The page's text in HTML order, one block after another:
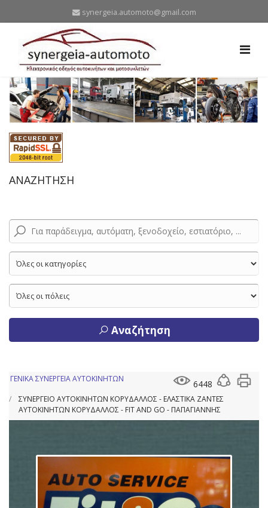
synergeia.automoto@gmail.com
ΑΝΑΖΗΤΗΣΗ
Αναζήτηση
6448
ΓΕΝΙΚΑ ΣΥΝΕΡΓΕΙΑ ΑΥΤΟΚΙΝΗΤΩΝ
ΣΥΝΕΡΓΕΙΟ ΑΥΤΟΚΙΝΗΤΩΝ ΚΟΡΥΔΑΛΛΟΣ - ΕΛΑΣΤΙΚΑ ΖΑΝΤΕΣ
ΑΥΤΟΚΙΝΗΤΩΝ ΚΟΡΥΔΑΛΛΟΣ - FIT AND GO - ΠΑΠΑΓΙΑΝΝΗΣ